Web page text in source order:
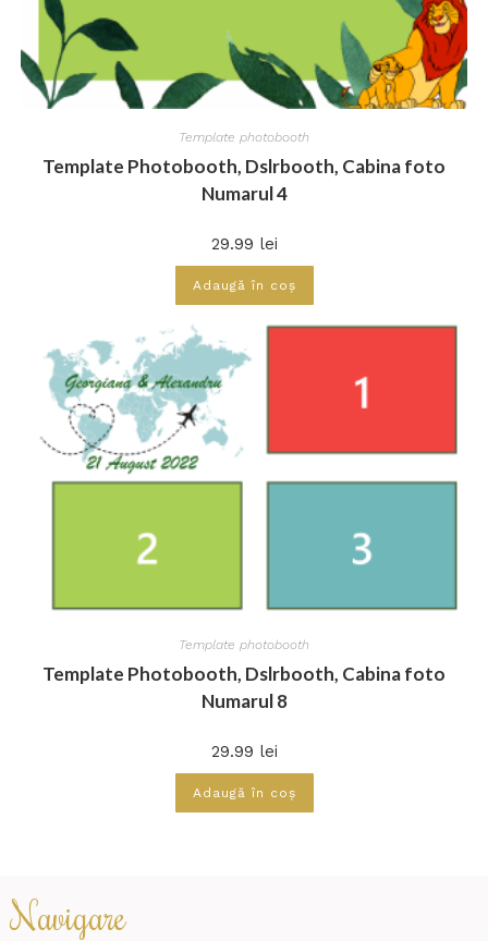
Template photobooth
Template Photobooth, Dslrbooth, Cabina foto
Numarul 4
29.99 lei
Adaugă în coș
Template photobooth
Template Photobooth, Dslrbooth, Cabina foto
Numarul 8
29.99 lei
Adaugă în coș
Navigare